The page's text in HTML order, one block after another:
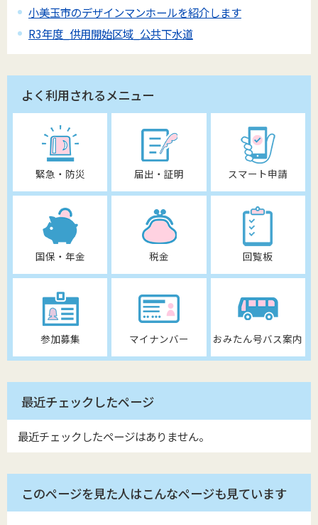
小美玉市のデザインマンホールを紹介します
R3年度_供用開始区域_公共下水道
よく利用されるメニュー
緊急・防災 届出・証明 スマート申請
国保・年金 税金 回覧板
参加募集 マイナンバー おみたん号バス案内
最近チェックしたページ
最近チェックしたページはありません。
このページを見た人はこんなページも見ています